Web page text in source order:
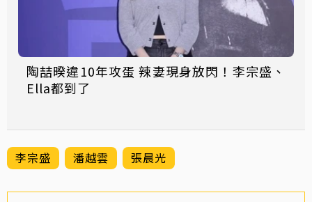
陶喆暌違10年攻蛋 辣妻現身放閃！李宗盛、
Ella都到了
李宗盛 潘越雲 張晨光